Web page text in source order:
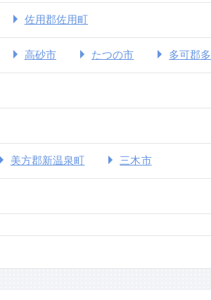
佐用郡佐用町
高砂市 たつの市 多可郡
美方郡新温泉町 三木市